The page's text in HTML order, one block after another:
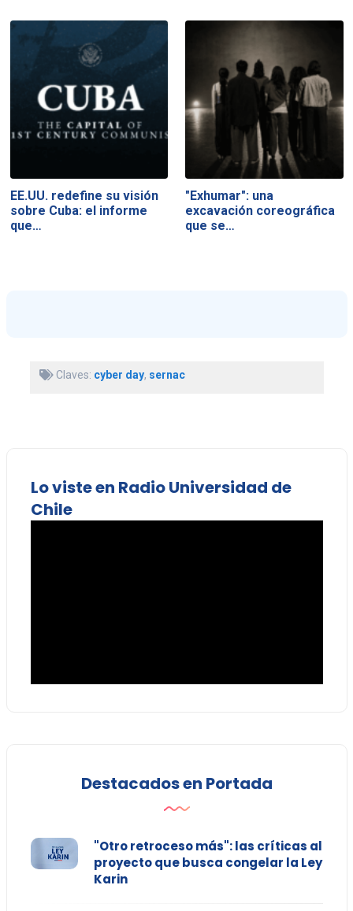
EE.UU. redefine su visión
sobre Cuba: el informe
que…
"Exhumar": una
excavación coreográfica
que se…
Claves: cyber day, sernac
Lo viste en Radio Universidad de
Chile
Destacados en Portada
"Otro retroceso más": las críticas al
proyecto que busca congelar la Ley
Karin